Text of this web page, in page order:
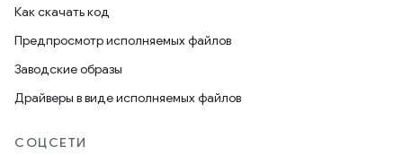
Как скачать код
Предпросмотр исполняемых файлов
Заводские образы
Драйверы в виде исполняемых файлов
СОЦСЕТИ